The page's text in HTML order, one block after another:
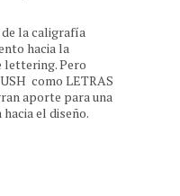
la caligrafía
hacia la
lettering. Pero
como LETRAS
aporte para una
el diseño.